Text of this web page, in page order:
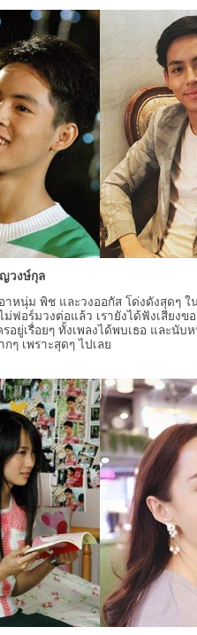
วงษ์กุล
าหนุ่ม พิช และวงออกัส โด่งดังสุดๆ ใ
ม่ฟอร์มวงต่อแล้ว เรายังได้ฟังเสียงข
อยู่เรื่อยๆ ทั้งเพลงได้พบเธอ และนับ
ๆ เพราะสุดๆ ไปเลย